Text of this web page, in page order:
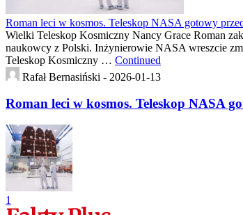
Roman leci w kosmos. Teleskop NASA gotowy
Wielki Teleskop Kosmiczny Nancy Grace Roman
naukowcy z Polski. Inżynierowie NASA wreszcie
Teleskop Kosmiczny … Continued
Rafał Bernasiński - 2026-01-13
Roman leci w kosmos. Teleskop NASA
1